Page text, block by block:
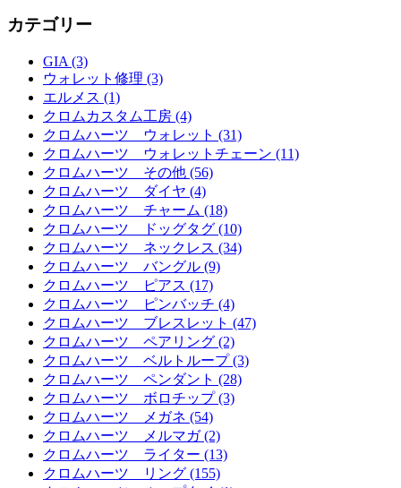
カテゴリー
GIA (3)
ウォレット修理 (3)
エルメス (1)
クロムカスタム工房 (4)
クロムハーツ ウォレット (31)
クロムハーツ ウォレットチェーン (11)
クロムハーツ その他 (56)
クロムハーツ ダイヤ (4)
クロムハーツ チャーム (18)
クロムハーツ ドッグタグ (10)
クロムハーツ ネックレス (34)
クロムハーツ バングル (9)
クロムハーツ ピアス (17)
クロムハーツ ピンバッチ (4)
クロムハーツ ブレスレット (47)
クロムハーツ ペアリング (2)
クロムハーツ ベルトループ (3)
クロムハーツ ペンダント (28)
クロムハーツ ボロチップ (3)
クロムハーツ メガネ (54)
クロムハーツ メルマガ (2)
クロムハーツ ライター (13)
クロムハーツ リング (155)